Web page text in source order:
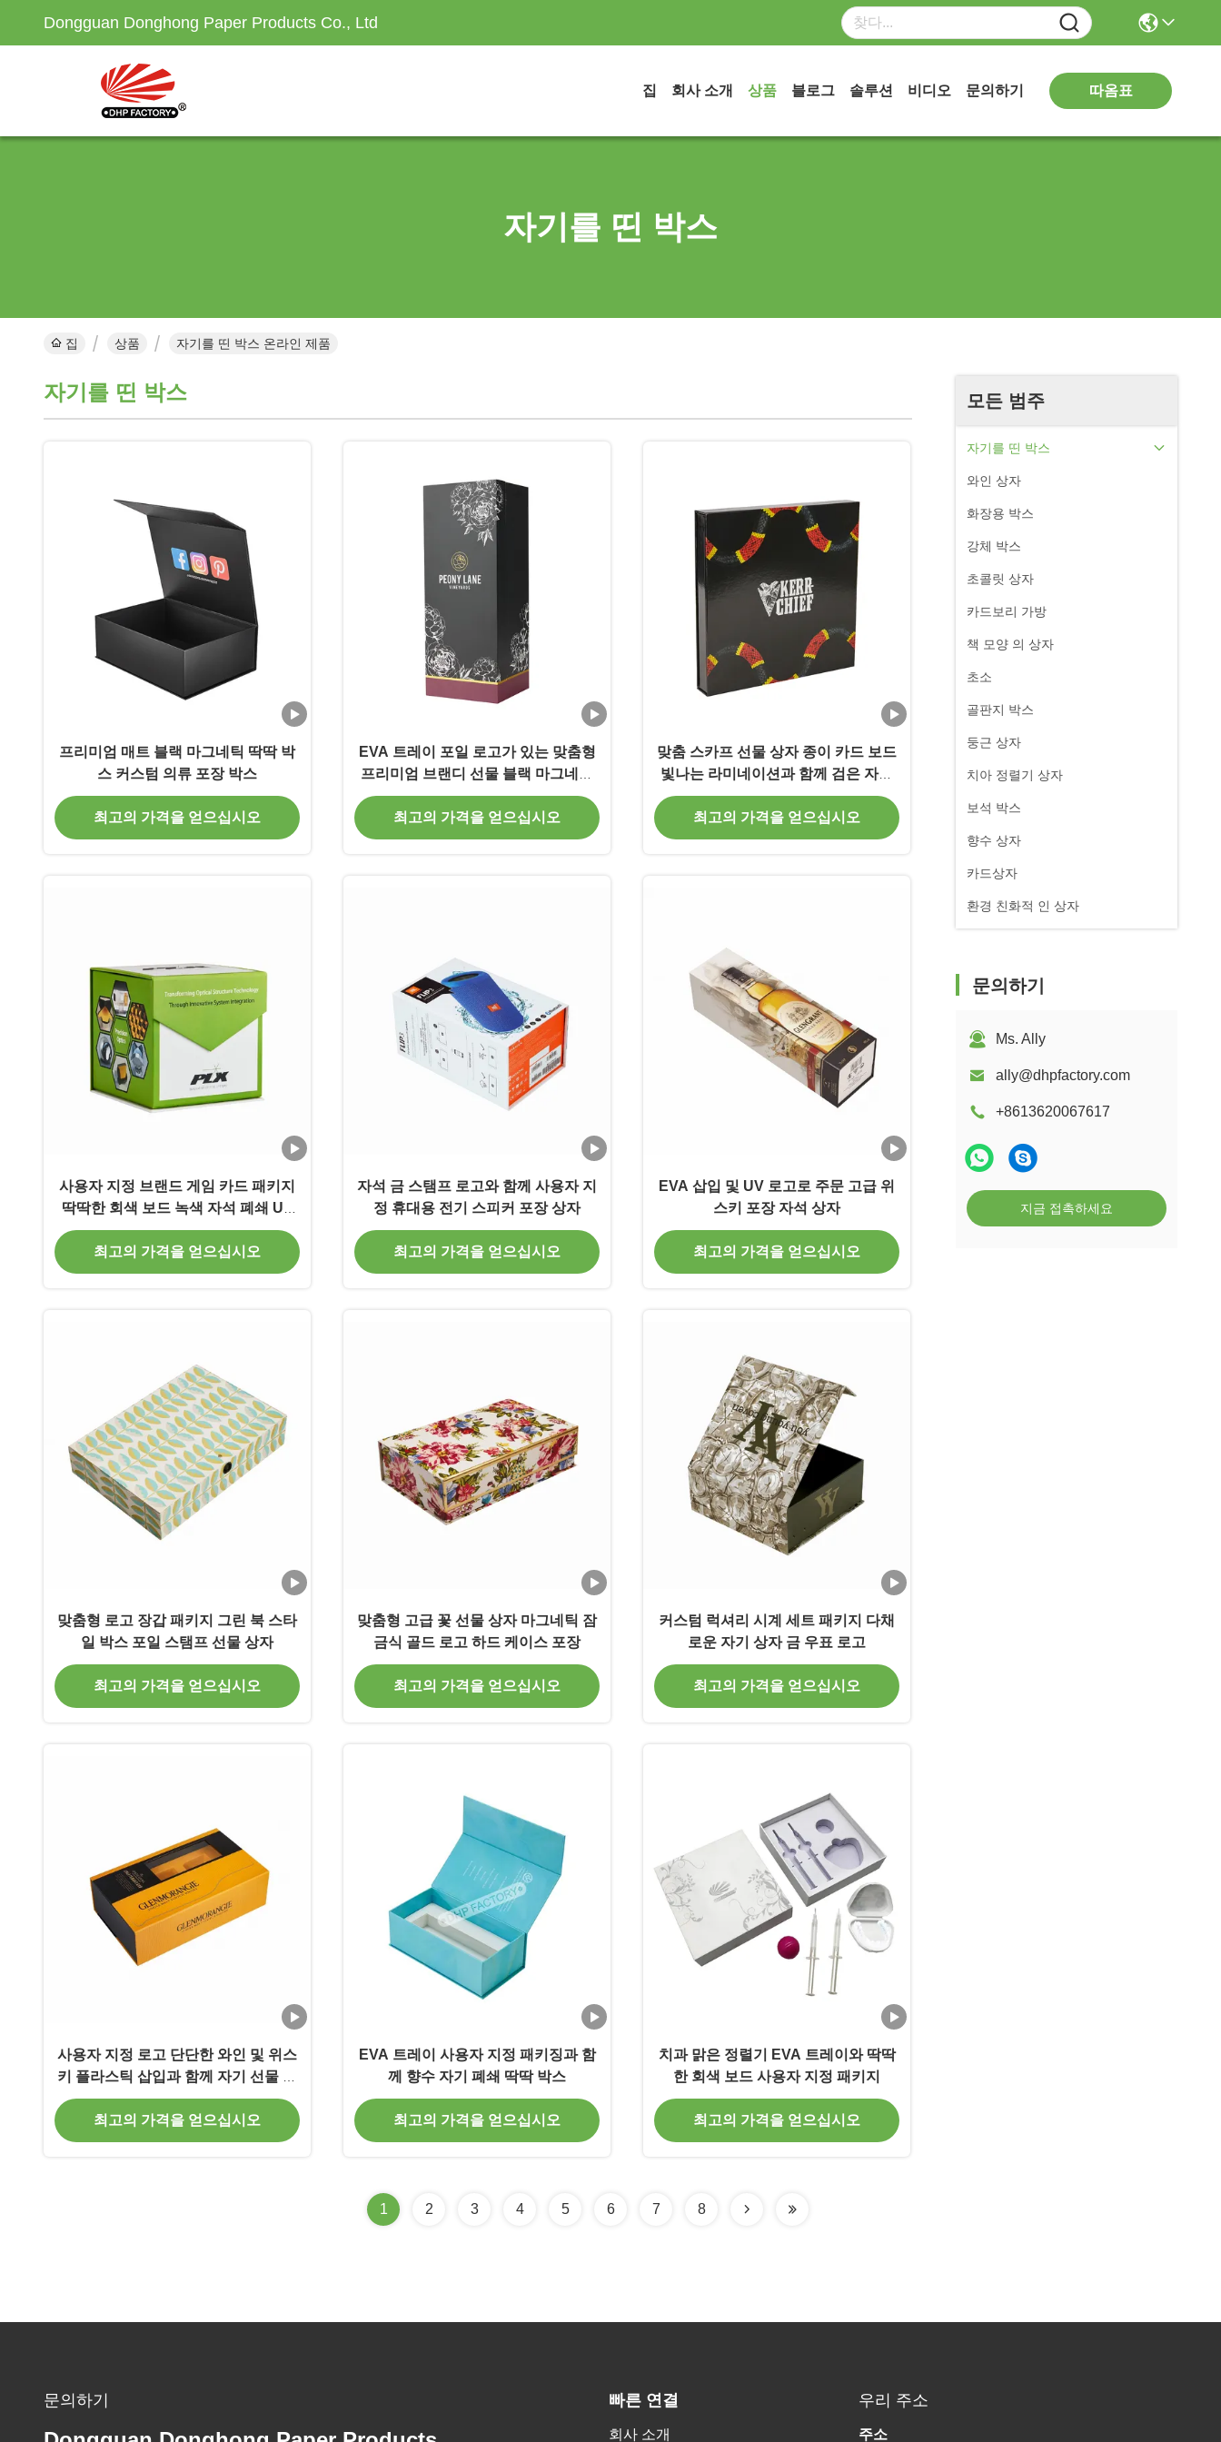
Dongguan Donghong Paper Products Co., Ltd
집 회사 소개 상품 블로그 솔루션 비디오 문의하기 따옴표
자기를 띤 박스
집 상품 자기를 띤 박스 온라인 제품
모든 범주
자기를 띤 박스
와인 상자
화장용 박스
강체 박스
초콜릿 상자
카드보리 가방
책 모양 의 상자
초소
골판지 박스
둥근 상자
치아 정렬기 상자
보석 박스
향수 상자
카드상자
환경 친화적 인 상자
문의하기
Ms. Ally
ally@dhpfactory.com
+8613620067617
지금 접촉하세요
자기를 띤 박스
프리미엄 매트 블랙 마그네틱 딱딱 박
스 커스텀 의류 포장 박스
최고의 가격을 얻으십시오
EVA 트레이 포일 로고가 있는 맞춤형
프리미엄 브랜디 선물 블랙 마그네틱
클로저 박스
최고의 가격을 얻으십시오
맞춤 스카프 선물 상자 종이 카드 보드
빛나는 라미네이션과 함께 검은 자석
상자
최고의 가격을 얻으십시오
사용자 지정 브랜드 게임 카드 패키지
딱딱한 회색 보드 녹색 자석 폐쇄 UV
로고
최고의 가격을 얻으십시오
자석 금 스탬프 로고와 함께 사용자 지
정 휴대용 전기 스피커 포장 상자
최고의 가격을 얻으십시오
EVA 삽입 및 UV 로고로 주문 고급 위
스키 포장 자석 상자
최고의 가격을 얻으십시오
맞춤형 로고 장갑 패키지 그린 북 스타
일 박스 포일 스탬프 선물 상자
최고의 가격을 얻으십시오
맞춤형 고급 꽃 선물 상자 마그네틱 잠
금식 골드 로고 하드 케이스 포장
최고의 가격을 얻으십시오
커스텀 럭셔리 시계 세트 패키지 다채
로운 자기 상자 금 우표 로고
최고의 가격을 얻으십시오
사용자 지정 로고 단단한 와인 및 위스
키 플라스틱 삽입과 함께 자기 선물 상
자
최고의 가격을 얻으십시오
EVA 트레이 사용자 지정 패키징과 함
께 향수 자기 폐쇄 딱딱 박스
최고의 가격을 얻으십시오
치과 맑은 정렬기 EVA 트레이와 딱딱
한 회색 보드 사용자 지정 패키지
최고의 가격을 얻으십시오
1 2 3 4 5 6 7 8
문의하기 빠른 연결
회사 소개
우리 주소
주소